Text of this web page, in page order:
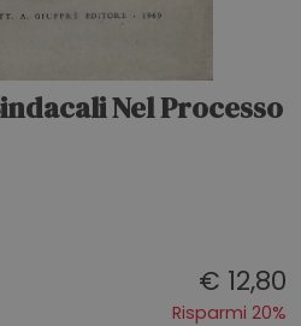
Nel Processo
€ 12,80
Risparmi 20%